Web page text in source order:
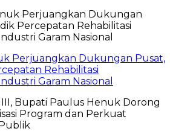
Perjuangkan Dukungan Pusat,
Rehabilitasi
Garam Nasional